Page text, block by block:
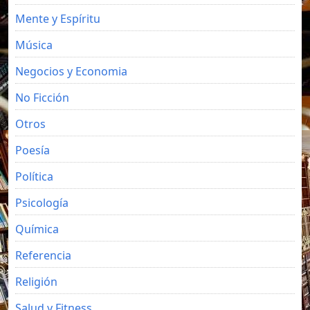
Mente y Espíritu
Música
Negocios y Economia
No Ficción
Otros
Poesía
Política
Psicología
Química
Referencia
Religión